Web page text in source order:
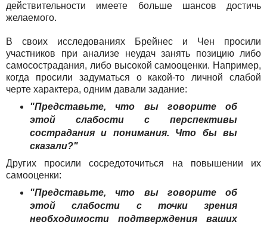
действительности имеете больше шансов достичь
желаемого.
В своих исследованиях Брейнес и Чен просили
участников при анализе неудач занять позицию либо
самосострадания, либо высокой самооценки. Например,
когда просили задуматься о какой-то личной слабой
черте характера, одним давали задание:
"Представьте, что вы говорите об
этой слабости с перспективы
сострадания и понимания. Что бы вы
сказали?"
Других просили сосредоточиться на повышении их
самооценки:
"Представьте, что вы говорите об
этой слабости с точки зрения
необходимости подтверждения ваших